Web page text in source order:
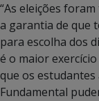
“As eleições
a garantia de que
para escolha dos
é o maior
que os estudantes
Fundamental